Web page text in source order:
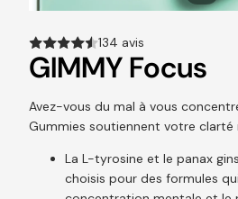
134 avis
GIMMY Focus
Avez-vous du mal à vous
Gummies soutiennent votre clarté
La L-tyrosine et le panax
choisis pour des formules